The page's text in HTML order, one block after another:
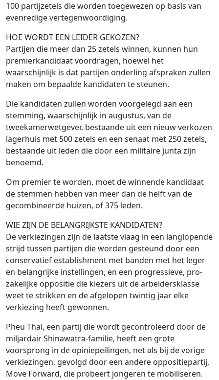
100 partijzetels die worden toegewezen op basis van
evenredige vertegenwoordiging.
HOE WORDT EEN LEIDER GEKOZEN?
Partijen die meer dan 25 zetels winnen, kunnen hun
premierkandidaat voordragen, hoewel het
waarschijnlijk is dat partijen onderling afspraken zullen
maken om bepaalde kandidaten te steunen.
Die kandidaten zullen worden voorgelegd aan een
stemming, waarschijnlijk in augustus, van de
tweekamerwetgever, bestaande uit een nieuw verkozen
lagerhuis met 500 zetels en een senaat met 250 zetels,
bestaande uit leden die door een militaire junta zijn
benoemd.
Om premier te worden, moet de winnende kandidaat
de stemmen hebben van meer dan de helft van de
gecombineerde huizen, of 375 leden.
WIE ZIJN DE BELANGRIJKSTE KANDIDATEN?
De verkiezingen zijn de laatste vlaag in een langlopende
strijd tussen partijen die worden gesteund door een
conservatief establishment met banden met het leger
en belangrijke instellingen, en een progressieve, pro-
zakelijke oppositie die kiezers uit de arbeidersklasse
weet te strikken en de afgelopen twintig jaar elke
verkiezing heeft gewonnen.
Pheu Thai, een partij die wordt gecontroleerd door de
miljardair Shinawatra-familie, heeft een grote
voorsprong in de opiniepeilingen, net als bij de vorige
verkiezingen, gevolgd door een andere oppositiepartij,
Move Forward, die probeert jongeren te mobiliseren.